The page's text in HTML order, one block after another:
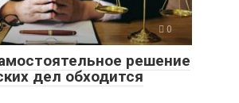
0
решение
дел обходится